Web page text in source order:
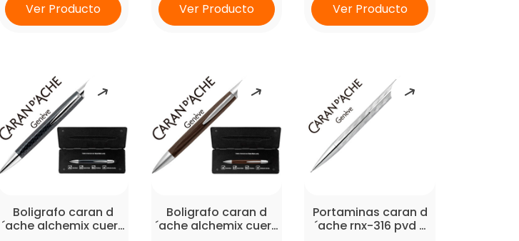
Ver Producto Ver Producto Ver Producto
Boligrafo caran d
´ache alchemix cuer…
Boligrafo caran d
´ache alchemix cuer…
Portaminas caran d
´ache rnx-316 pvd …